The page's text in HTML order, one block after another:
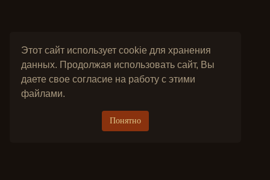
Этот сайт использует cookie для хранения
данных. Продолжая использовать сайт, Вы
даете свое согласие на работу с этими
файлами.
Понятно